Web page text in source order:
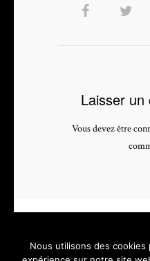
Laisser
Vous devez être
Nous utilisons des cookies